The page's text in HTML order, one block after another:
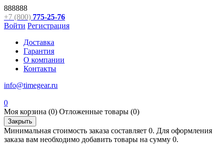
888888
+7 (800) 775-25-76
Войти Регистрация
Доставка
Гарантия
О компании
Контакты
info@timegear.ru
0
Моя корзина (0) Отложенные товары (0)
Закрыть
Минимальная стоимость заказа составляет 0. Для оформления
заказа вам необходимо добавить товары на сумму 0.